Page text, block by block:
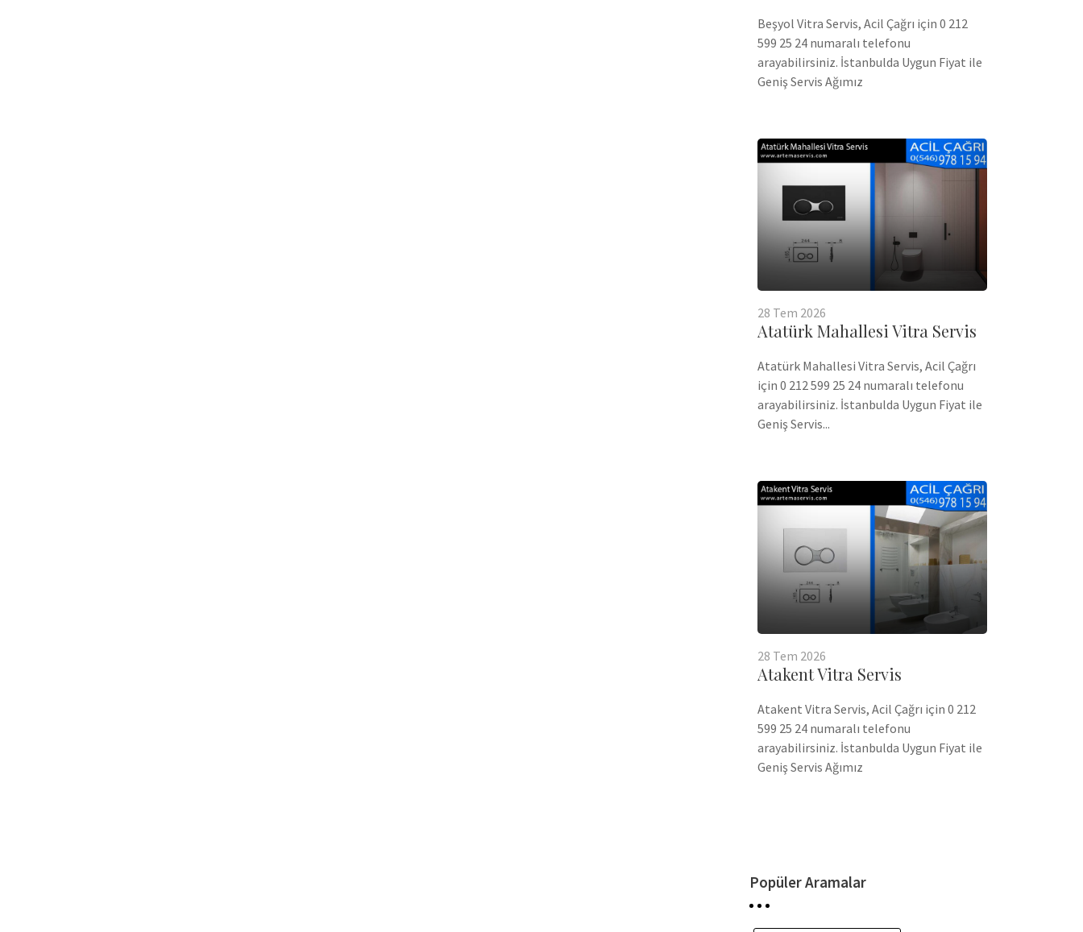
Beşyol Vitra Servis, Acil Çağrı için 0 212
599 25 24 numaralı telefonu
arayabilirsiniz. İstanbulda Uygun Fiyat ile
Geniş Servis Ağımız
28 Tem 2026
Atatürk Mahallesi Vitra Servis
Atatürk Mahallesi Vitra Servis, Acil Çağrı
için 0 212 599 25 24 numaralı telefonu
arayabilirsiniz. İstanbulda Uygun Fiyat ile
Geniş Servis...
28 Tem 2026
Atakent Vitra Servis
Atakent Vitra Servis, Acil Çağrı için 0 212
599 25 24 numaralı telefonu
arayabilirsiniz. İstanbulda Uygun Fiyat ile
Geniş Servis Ağımız
Popüler Aramalar